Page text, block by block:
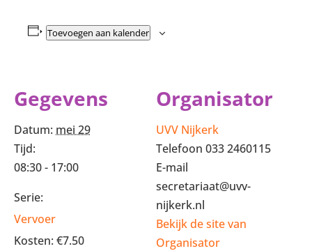
Toevoegen aan kalender
Gegevens
Datum: mei 29
Tijd:
08:30 - 17:00
Serie:
Vervoer
Kosten: €7.50
Organisator
UVV Nijkerk
Telefoon 033 2460115
E-mail
secretariaat@uvv-
nijkerk.nl
Bekijk de site van
Organisator